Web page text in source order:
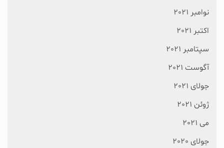
نوامبر 2021
اکتبر 2021
سپتامبر 2021
آگوست 2021
جولای 2021
ژوئن 2021
می 2021
جولای 2020